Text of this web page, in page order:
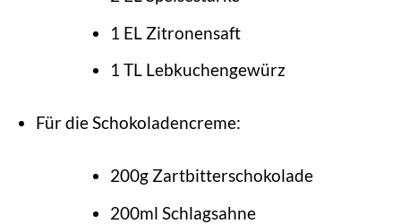
1 EL Zitronensaft
1 TL Lebkuchengewürz
Für die Schokoladencreme:
200g Zartbitterschokolade
200ml Schlagsahne